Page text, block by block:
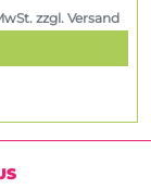
zzgl. Versand